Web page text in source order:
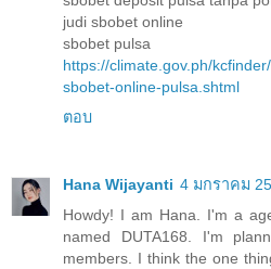
judi sbobet online
sbobet pulsa
https://climate.gov.ph/
sbobet-online-pulsa.shtml
ตอบ
Hana Wijayanti 4 มกราคม
Howdy! I am Hana. I'm a
named DUTA168. I'm
members. I think the one